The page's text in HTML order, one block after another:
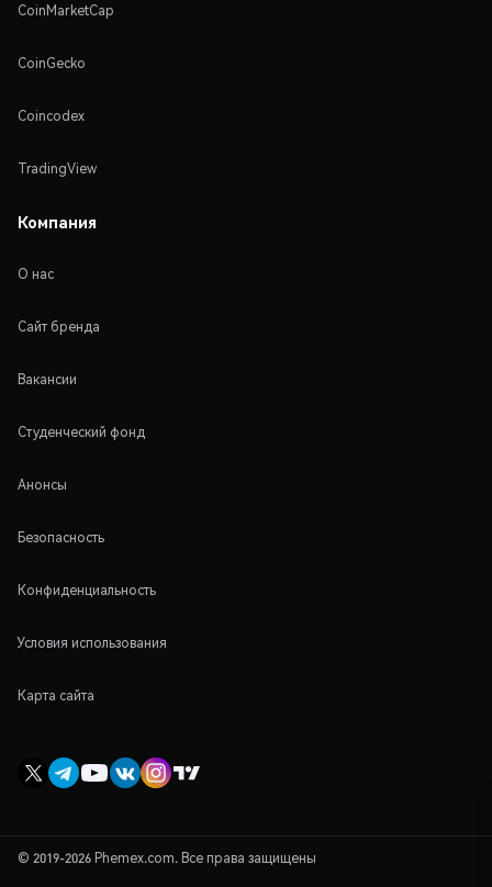
CoinMarketCap
CoinGecko
Coincodex
TradingView
Компания
О нас
Сайт бренда
Вакансии
Студенческий фонд
Анонсы
Безопасность
Конфиденциальность
Условия использования
Карта сайта
© 2019-2026 Phemex.com. Все права защищены